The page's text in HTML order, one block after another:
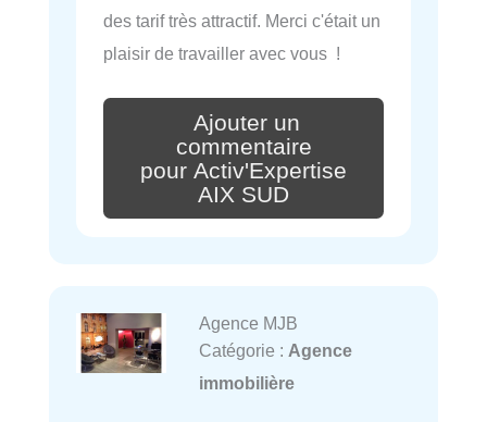
des tarif très attractif. Merci c'était un
plaisir de travailler avec vous !
Ajouter un
commentaire
pour Activ'Expertise
AIX SUD
Agence MJB
Catégorie : Agence
immobilière